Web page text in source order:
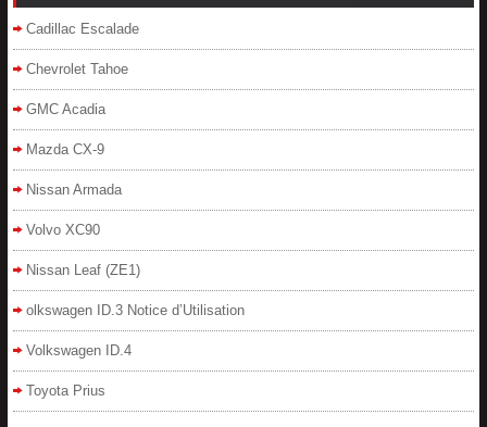
Cadillac Escalade
Chevrolet Tahoe
GMC Acadia
Mazda CX-9
Nissan Armada
Volvo XC90
Nissan Leaf (ZE1)
olkswagen ID.3 Notice d’Utilisation
Volkswagen ID.4
Toyota Prius